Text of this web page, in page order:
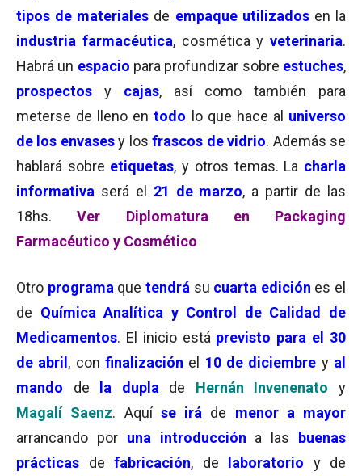
tipos de materiales de empaque utilizadosen la
industria farmacéutica, cosmética y veterinaria.
Habrá un espacio para profundizar sobre estuches,
prospectos y cajas, así como también para
meterse de lleno entodo lo que hace al universo
de los envasesy losfrascos de vidrio. Además se
hablará sobre etiquetas, y otros temas. La charla
informativa será el 21 de marzo, a partir de las
18hs.Ver Diplomatura en Packaging
Farmacéutico y Cosmético
Otro programa que tendrá su cuarta edición es el
de Química Analítica y Control de Calidad de
Medicamentos. El inicio está previsto para el 30
de abril , confinalización el 10 de diciembre y al
mando de la dupla de Hernán Invenenato y
Magalí Saenz. Aquí se irá de menor a mayor
arrancando por una introducción a las
buenas
prácticas de fabricación, de laboratorio y de